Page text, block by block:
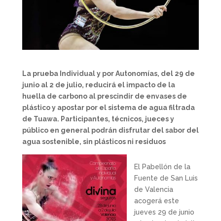
La prueba Individual y por Autonomías, del 29 de
junio al 2 de julio, reducirá el impacto de la
huella de carbono al prescindir de envases de
plástico y apostar por el sistema de agua filtrada
de Tuawa. Participantes, técnicos, jueces y
público en general podrán disfrutar del sabor del
agua sostenible, sin plásticos ni residuos
El Pabellón de la
Fuente de San Luis
de Valencia
acogerá este
jueves 29 de junio